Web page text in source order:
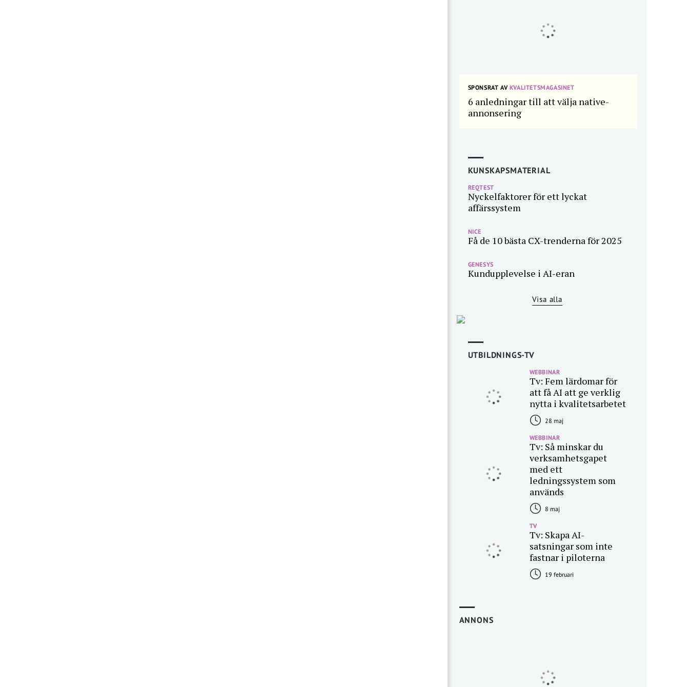
SPONSRAT AVKVALITETSMAGASINET
6 anledningar till att välja native-
annonsering
KUNSKAPSMATERIAL
REQTEST
Nyckelfaktorer för ett lyckat
affärssystem
NICE
Få de 10 bästa CX-trenderna för 2025
GENESYS
Kundupplevelse i AI-eran
Visa alla
UTBILDNINGS-TV
WEBBINAR
Tv: Fem lärdomar för
att få AI att ge verklig
nytta i kvalitetsarbetet
28 maj
WEBBINAR
Tv: Så minskar du
verksamhetsgapet
med ett
ledningssystem som
används
8 maj
TV
Tv: Skapa AI-
satsningar som inte
fastnar i piloterna
19 februari
ANNONS